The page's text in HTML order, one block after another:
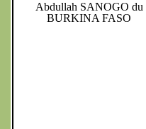
Abdullah SANOGO du
BURKINA FASO